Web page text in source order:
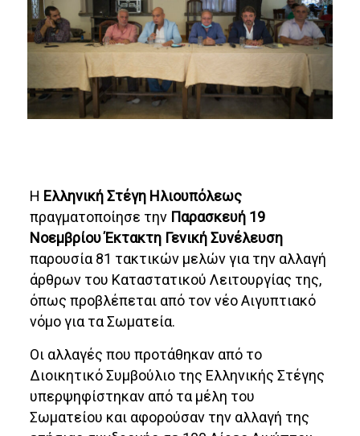
H Ελληνική Στέγη Ηλιουπόλεως
πραγματοποίησε την Παρασκευή 19
Νοεμβρίου Έκτακτη Γενική Συνέλευση
παρουσία 81 τακτικών μελών για την αλλαγή
άρθρων του Καταστατικού Λειτουργίας της,
όπως προβλέπεται από τον νέο Αιγυπτιακό
νόμο για τα Σωματεία.
Οι αλλαγές που προτάθηκαν από το
Διοικητικό Συμβούλιο της Ελληνικής Στέγης
υπερψηφίστηκαν από τα μέλη του
Σωματείου και αφορούσαν την αλλαγή της